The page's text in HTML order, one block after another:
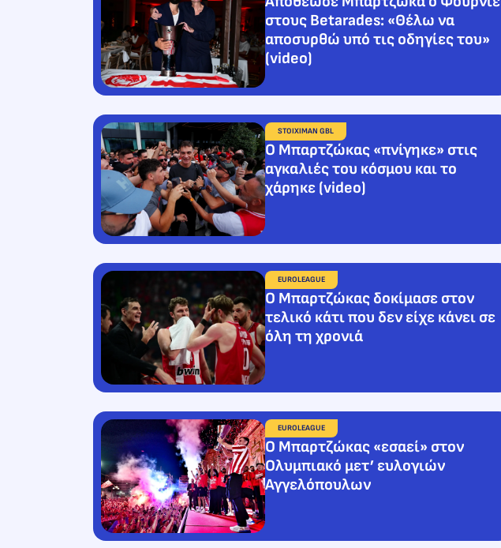
στους Betarades: «Θέλω να
αποσυρθώ υπό τις οδηγίες του»
(video)
STOIXIMAN GBL
Ο Μπαρτζώκας «πνίγηκε» στις
αγκαλιές του κόσμου και το
χάρηκε (video)
EUROLEAGUE
Ο Μπαρτζώκας δοκίμασε στον
τελικό κάτι που δεν είχε κάνει σε
όλη τη χρονιά
EUROLEAGUE
Ο Μπαρτζώκας «εσαεί» στον
Ολυμπιακό μετ’ ευλογιών
Αγγελόπουλων